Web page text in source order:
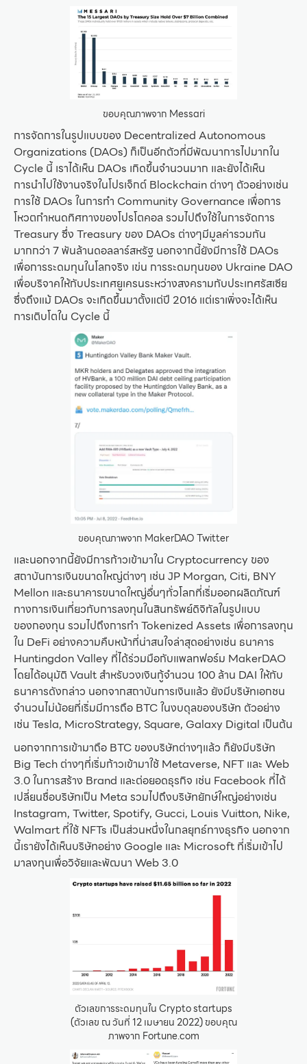
ขอบคุณภาพจาก Messari
การจัดการในรูปแบบของ Decentralized Autonomous
Organizations (DAOs) ก็เป็นอีกตัวที่มีพัฒนาการไปมากใน
Cycle นี้ เราได้เห็น DAOs เกิดขึ้นจำนวนมาก และยังได้เห็น
การนำไปใช้งานจริงในโปรเจ็กต์ Blockchain ต่างๆ ตัวอย่างเช่น
การใช้ DAOs ในการทำ Community Governance เพื่อการ
โหวตกำหนดทิศทางของโปรโตคอล รวมไปถึงใช้ในการจัดการ
Treasury ซึ่ง Treasury ของ DAOs ต่างๆมีมูลค่ารวมกัน
มากกว่า 7 พันล้านดอลลาร์สหรัฐ นอกจากนี้ยังมีการใช้ DAOs
เพื่อการระดมทุนในโลกจริง เข่น การระดมทุนของ Ukraine DAO
เพื่อบริจาคให้กับประเทศยูเครนระหว่างสงครามกับประเทศรัสเซีย
ซึ่งถึงแม้ DAOs จะเกิดขึ้นมาตั้งแต่ปี 2016 แต่เราเพิ่งจะได้เห็น
การเติบโตใน Cycle นี้
ขอบคุณภาพจาก MakerDAO Twitter
และนอกจากนี้ยังมีการก้าวเข้ามาใน Cryptocurrency ของ
สถาบันการเงินขนาดใหญ่ต่างๆ เช่น JP Morgan, Citi, BNY
Mellon และธนาคารขนาดใหญ่อื่นๆทั่วโลกที่เริ่มออกผลิตภัณฑ์
ทางการเงินเกี่ยวกับการลงทุนในสินทรัพย์ดิจิทัลในรูปแบบ
ของกองทุน รวมไปถึงการทำ Tokenized Assets เพื่อการลงทุน
ใน DeFi อย่างความคืบหน้าที่น่าสนใจล่าสุดอย่างเช่น ธนาคาร
Huntingdon Valley ที่ได้ร่วมมือกับแพลทฟอร์ม MakerDAO
โดยได้อนุมัติ Vault สำหรับวงเงินกู้จำนวน 100 ล้าน DAI ให้กับ
ธนาคารดังกล่าว นอกจากสถาบันการเงินแล้ว ยังมีบริษัทเอกชน
จำนวนไม่น้อยที่เริ่มมีการถือ BTC ในงบดุลของบริษัท ตัวอย่าง
เช่น Tesla, MicroStrategy, Square, Galaxy Digital เป็นต้น
นอกจากการเข้ามาถือ BTC ของบริษัทต่างๆแล้ว ก็ยังมีบริษัท
Big Tech ต่างๆที่เริ่มก้าวเข้ามาใช้ Metaverse, NFT และ Web
3.0 ในการสร้าง Brand และต่อยอดธุรกิจ เช่น Facebook ที่ได้
เปลี่ยนชื่อบริษัทเป็น Meta รวมไปถึงบริษัทยักษ์ใหญ่อย่างเช่น
Instagram, Twitter, Spotify, Gucci, Louis Vuitton, Nike,
Walmart ที่ใช้ NFTs เป็นส่วนหนึ่งในกลยุทธ์ทางธุรกิจ นอกจาก
นี้เรายังได้เห็นบริษัทอย่าง Google และ Microsoft ที่เริ่มเข้าไป
มาลงทุนเพื่อวิจัยและพัฒนา Web 3.0
ตัวเลขการระดมทุนใน Crypto startups
(ตัวเลข ณ วันที่ 12 เมษายน 2022) ขอบคุณ
ภาพจาก Fortune.com